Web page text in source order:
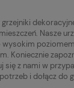
Nasze
wysokim
Koniecznie
się z nami w
i dołącz do